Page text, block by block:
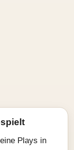
Plays in